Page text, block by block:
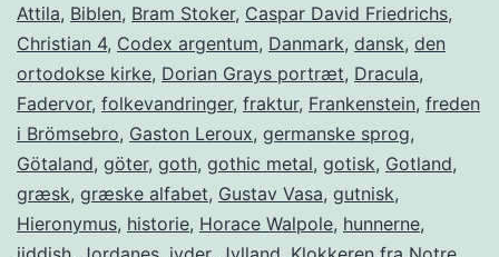
Attila, Biblen, Bram Stoker, Caspar David Friedrichs,
Christian 4, Codex argentum, Danmark, dansk, den
ortodokse kirke, Dorian Grays portræt, Dracula,
Fadervor, folkevandringer, fraktur, Frankenstein, freden
i Brömsebro, Gaston Leroux, germanske sprog,
Götaland, göter, goth, gothic metal, gotisk, Gotland,
græsk, græske alfabet, Gustav Vasa, gutnisk,
Hieronymus, historie, Horace Walpole, hunnerne,